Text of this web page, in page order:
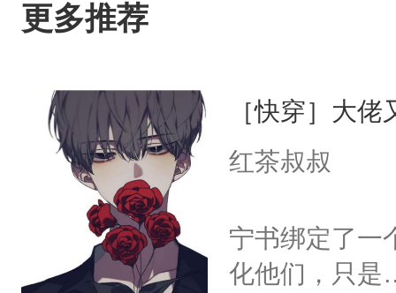
更多推荐
［快穿］大
红茶叔叔
宁书绑定了一
化他们，只是